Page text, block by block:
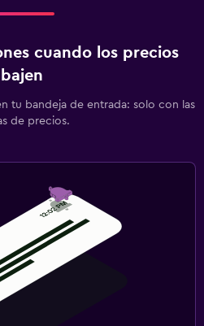
cuando los precios
bajen
tu bandeja de entrada: solo con las
de precios.